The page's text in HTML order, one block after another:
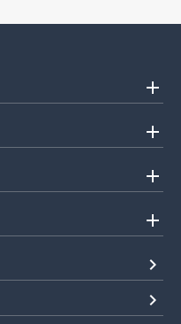
add
add
add
add
navigate_next
navigate_next